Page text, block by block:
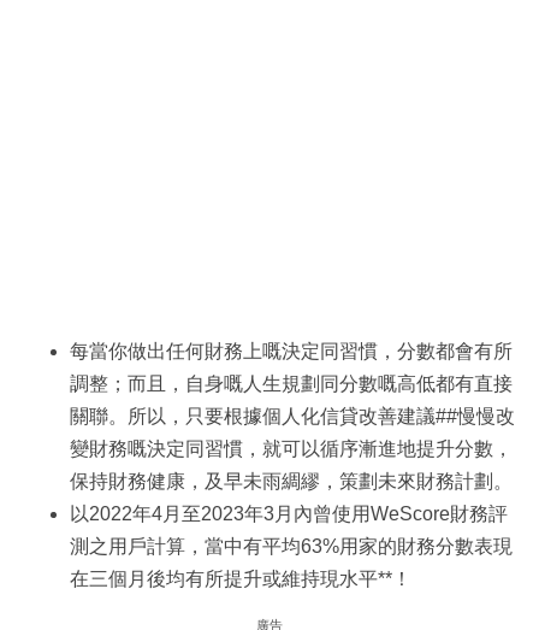
每當你做出任何財務上嘅決定同習慣，分數都會有所
調整；而且，自身嘅人生規劃同分數嘅高低都有直接
關聯。所以，只要根據個人化信貸改善建議##慢慢改
變財務嘅決定同習慣，就可以循序漸進地提升分數，
保持財務健康，及早未雨綢繆，策劃未來財務計劃。
以2022年4月至2023年3月內曾使用WeScore財務評
測之用戶計算，當中有平均63%用家的財務分數表現
在三個月後均有所提升或維持現水平**！
廣告